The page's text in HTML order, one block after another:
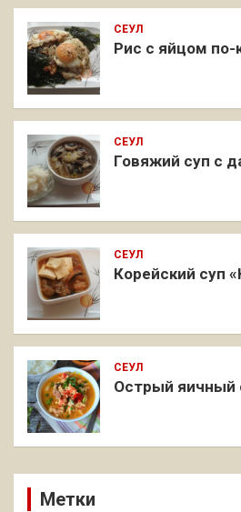
СЕУЛ
Рис с яйцом по-
СЕУЛ
Говяжий суп с
СЕУЛ
Корейский суп
СЕУЛ
Острый яичный
Метки